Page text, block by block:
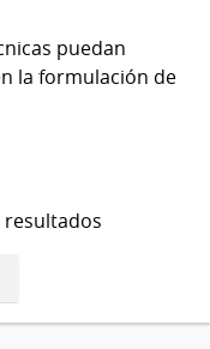
puedan
la formulación de
resultados